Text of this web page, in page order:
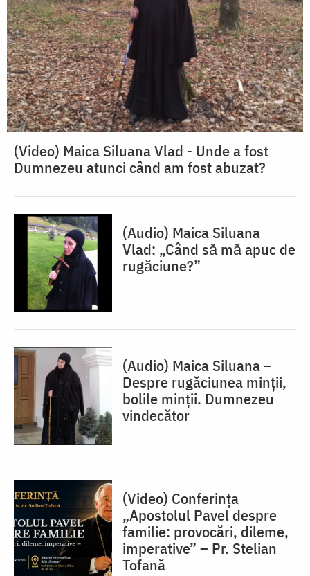
(Video) Maica Siluana Vlad - Unde a fost
Dumnezeu atunci când am fost abuzat?
(Audio) Maica Siluana
Vlad: „Când să mă apuc de
rugăciune?”
(Audio) Maica Siluana –
Despre rugăciunea minții,
bolile minții. Dumnezeu
vindecător
(Video) Conferința
„Apostolul Pavel despre
familie: provocări, dileme,
imperative” – Pr. Stelian
Tofană